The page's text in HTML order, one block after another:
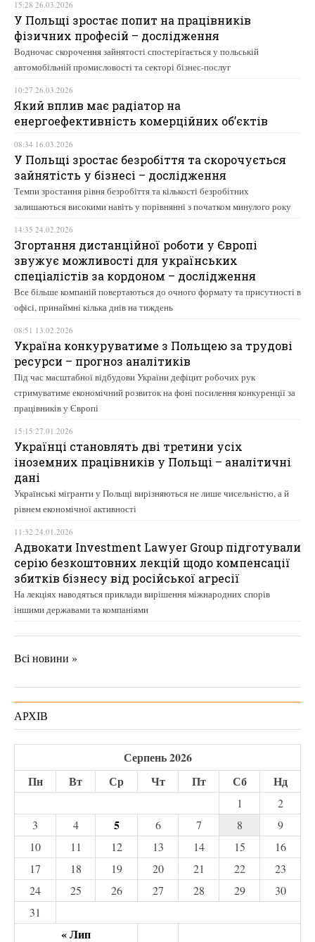
15:28 26.03.2026
У Польщі зростає попит на працівників
фізичних професій – дослідження
Водночас скорочення зайнятості спостерігається у польській
автомобільній промисловості та секторі бізнес-послуг
10:27 26.03.2026
Який вплив має радіатор на
енергоефективність комерційних об’єктів
08:34 16.03.2026
У Польщі зростає безробіття та скорочується
зайнятість у бізнесі – дослідження
Темпи зростання рівня безробіття та кількості безробітних
залишаються високими навіть у порівнянні з початком минулого року
14:35 24.02.2026
Згортання дистанційної роботи у Європі
звужує можливості для українських
спеціалістів за кордоном – дослідження
Все більше компаній повертаються до очного формату та присутності в
офісі, принаймні кілька днів на тиждень
08:51 13.02.2026
Україна конкуруватиме з Польщею за трудові
ресурси – прогноз аналітиків
Під час масштабної відбудови України дефіцит робочих рук
стримуватиме економічний розвиток на фоні посилення конкуренції за
працівників у Європі
15:15 27.01.2026
Українці становлять дві третини усіх
іноземних працівників у Польщі – аналітичні
дані
Українські мігранти у Польщі вирізняються не лише чисельністю, а й
рівнем економічної активності
11:32 24.01.2026
Адвокати Investment Lawyer Group підготували
серію безкоштовних лекцій щодо компенсації
збитків бізнесу від російської агресії
На лекціях наводяться приклади вирішення міжнародних спорів
іншими державами та компаніями
Всі новини »
АРХІВ
Серпень 2026
Пн
Вт Ср Чт Пт Сб Нд
« Лип
1
2
3
4 5 6 7 8
9
10
11 12 13 14 15
16
17
18 19 20 21 22
23
24
25 26 27 28 29
30
31